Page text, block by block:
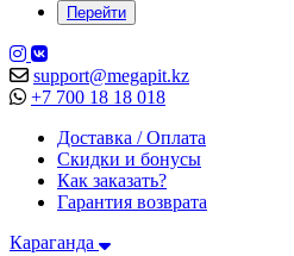
Перейти
support@megapit.kz
+7 700 18 18 018
Доставка / Оплата
Скидки и бонусы
Как заказать?
Гарантия возврата
Караганда